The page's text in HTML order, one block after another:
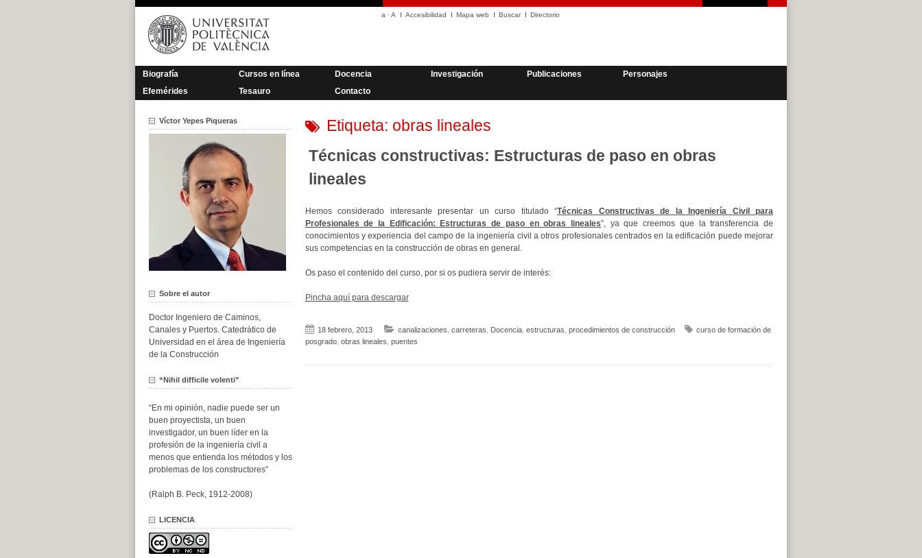
Saltar
contenido
a ·A Accesibilidad Mapa web Buscar Directorio
Biografía Cursos en línea Docencia Investigación Publicaciones
Personajes
Efemérides
Tesauro Contacto
Etiqueta: obras lineales
Técnicas constructivas: Estructuras de paso en obras
lineales
Hemos considerado interesante presentar un curso titulado “Técnicas Constructivas de la Ingeniería Civil para
Profesionales de la Edificación: Estructuras de paso en obras lineales”, ya que creemos que la transferencia de
conocimientos y experiencia del campo de la ingeniería civil a otros profesionales centrados en la edificación puede mejorar
sus competencias en la construcción de obras en general.
Os paso el contenido del curso, por si os pudiera servir de interés:
Pincha aquí para descargar
18 febrero, 2013 canalizaciones carreteras Docencia, estructuras procedimientos de construcción
curso de formación de
posgrado, obras lineales puentes
Víctor Yepes Piqueras
Sobre el autor
Doctor Ingeniero de Caminos,
Canales y Puertos. Catedrático de
Universidad en el área de Ingeniería
de la Construcción
“Nihil difficile volenti”
“En mi opinión, nadie puede ser un
buen proyectista, un buen
investigador, un buen líder en la
profesión de la ingeniería civil a
menos que entienda los métodos y los
problemas de los constructores”
(Ralph B. Peck, 1912-2008)
LICENCIA